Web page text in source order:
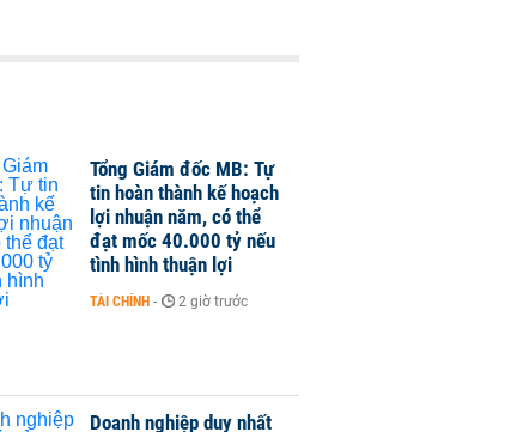
Tổng Giám đốc MB: Tự
tin hoàn thành kế hoạch
lợi nhuận năm, có thể
đạt mốc 40.000 tỷ nếu
tình hình thuận lợi
TÀI CHÍNH - 2 giờ trước
Doanh nghiệp duy nhất